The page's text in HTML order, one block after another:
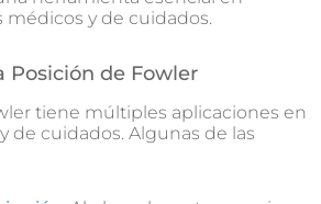
médicos y de cuidados.
Posición de Fowler
tiene múltiples aplicaciones en
de cuidados. Algunas de las